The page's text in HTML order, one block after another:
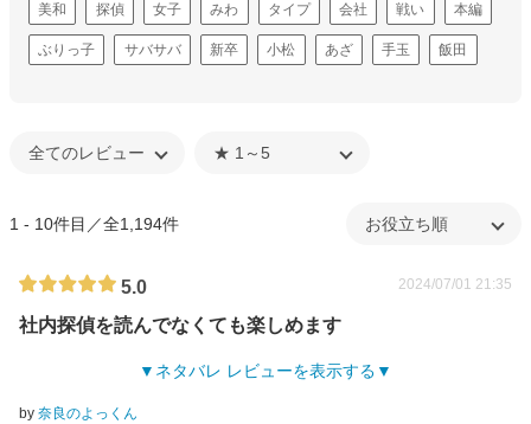
美和 探偵 女子 みわ タイプ 会社 戦い 本編
ぶりっ子 サバサバ 新卒 小松 あざ 手玉 飯田
1 - 10件目／全1,194件
5.0 2024/07/01 21:35
社内探偵を読んでなくても楽しめます
ネタバレ レビューを表示する
by 奈良のよっくん